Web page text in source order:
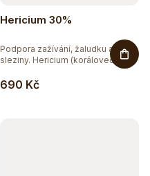
Hericium 30%
690 Kč
Podpora zažívání, žaludku a
sleziny. Hericium (korálovec...